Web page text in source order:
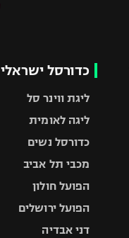
כדורסל ישראלי
ליגת ווינר סל
ליגה לאומית
כדורסל נשים
מכבי תל אביב
הפועל חולון
הפועל ירושלים
דני אבדיה